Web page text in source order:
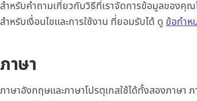
สำหรับคำถามเกี่ยวกับวิธีที่เราจัดการข้อมูลของคุณ
สำหรับเงื่อนไขและการใช้งาน ที่ยอมรับได้ ดู ข้อกำห
ภาษา
ภาษาอังกฤษและภาษาโปรตุเกสใช้ได้ทั้งสองภาษา